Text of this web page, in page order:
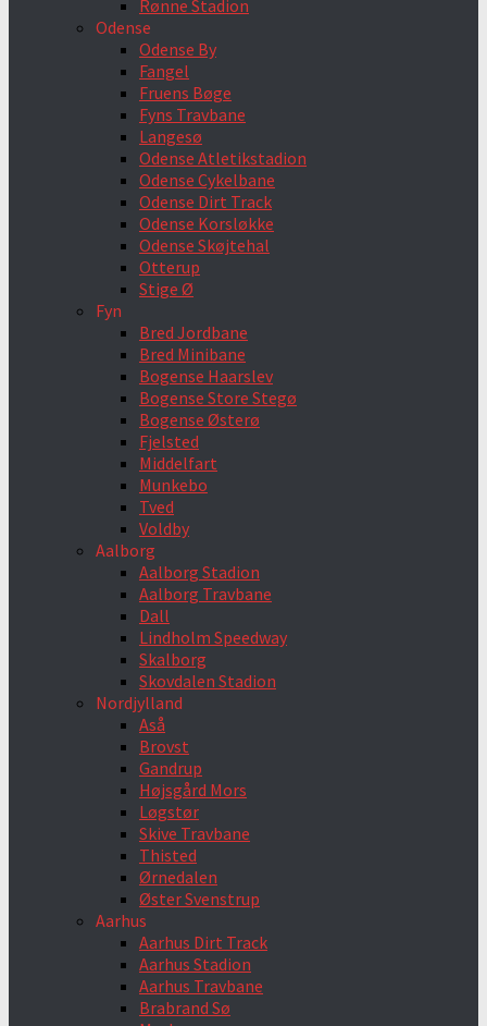
Rønne Stadion
Odense
Odense By
Fangel
Fruens Bøge
Fyns Travbane
Langesø
Odense Atletikstadion
Odense Cykelbane
Odense Dirt Track
Odense Korsløkke
Odense Skøjtehal
Otterup
Stige Ø
Fyn
Bred Jordbane
Bred Minibane
Bogense Haarslev
Bogense Store Stegø
Bogense Østerø
Fjelsted
Middelfart
Munkebo
Tved
Voldby
Aalborg
Aalborg Stadion
Aalborg Travbane
Dall
Lindholm Speedway
Skalborg
Skovdalen Stadion
Nordjylland
Aså
Brovst
Gandrup
Højsgård Mors
Løgstør
Skive Travbane
Thisted
Ørnedalen
Øster Svenstrup
Aarhus
Aarhus Dirt Track
Aarhus Stadion
Aarhus Travbane
Brabrand Sø